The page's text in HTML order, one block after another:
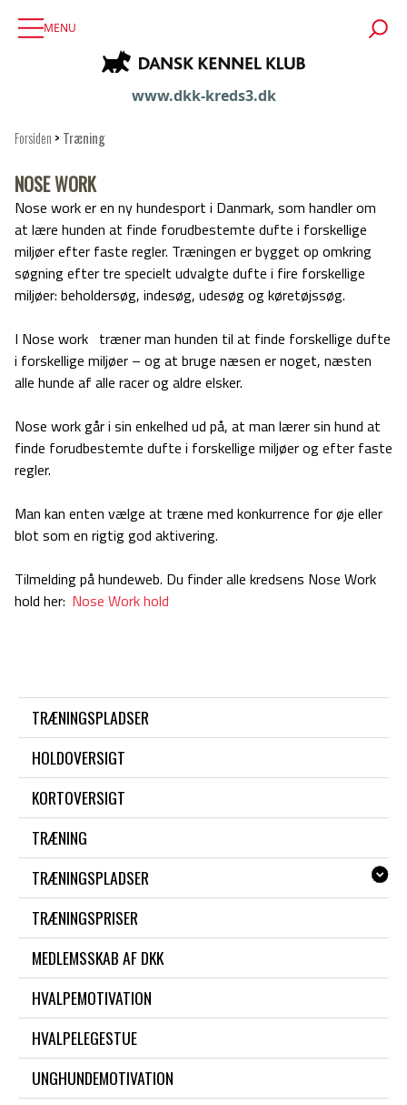
MENU
www.dkk-kreds3.dk
Forsiden > Træning
NOSE WORK
Nose work er en ny hundesport i Danmark, som handler om
at lære hunden at finde forudbestemte dufte i forskellige
miljøer efter faste regler. Træningen er bygget op omkring
søgning efter tre specielt udvalgte dufte i fire forskellige
miljøer: beholdersøg, indesøg, udesøg og køretøjssøg.
I Nose work træner man hunden til at finde forskellige dufte
i forskellige miljøer – og at bruge næsen er noget, næsten
alle hunde af alle racer og aldre elsker.
Nose work går i sin enkelhed ud på, at man lærer sin hund at
finde forudbestemte dufte i forskellige miljøer og efter faste
regler.
Man kan enten vælge at træne med konkurrence for øje eller
blot som en rigtig god aktivering.
Tilmelding på hundeweb. Du finder alle kredsens Nose Work
hold her: Nose Work hold
TRÆNINGSPLADSER
HOLDOVERSIGT
KORTOVERSIGT
TRÆNING
TRÆNINGSPLADSER
TRÆNINGSPRISER
MEDLEMSSKAB AF DKK
HVALPEMOTIVATION
HVALPELEGESTUE
UNGHUNDEMOTIVATION